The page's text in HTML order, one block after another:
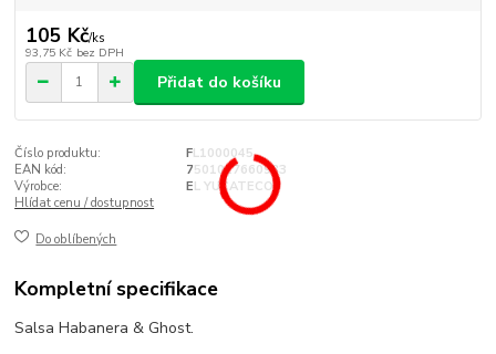
105 Kč/ks
93,75 Kč bez DPH
Přidat do košíku
Číslo produktu:
FL1000045
EAN kód:
7501017660933
Výrobce:
EL YUCATECO
Hlídat cenu / dostupnost
Do oblíbených
Kompletní specifikace
Salsa Habanera & Ghost.